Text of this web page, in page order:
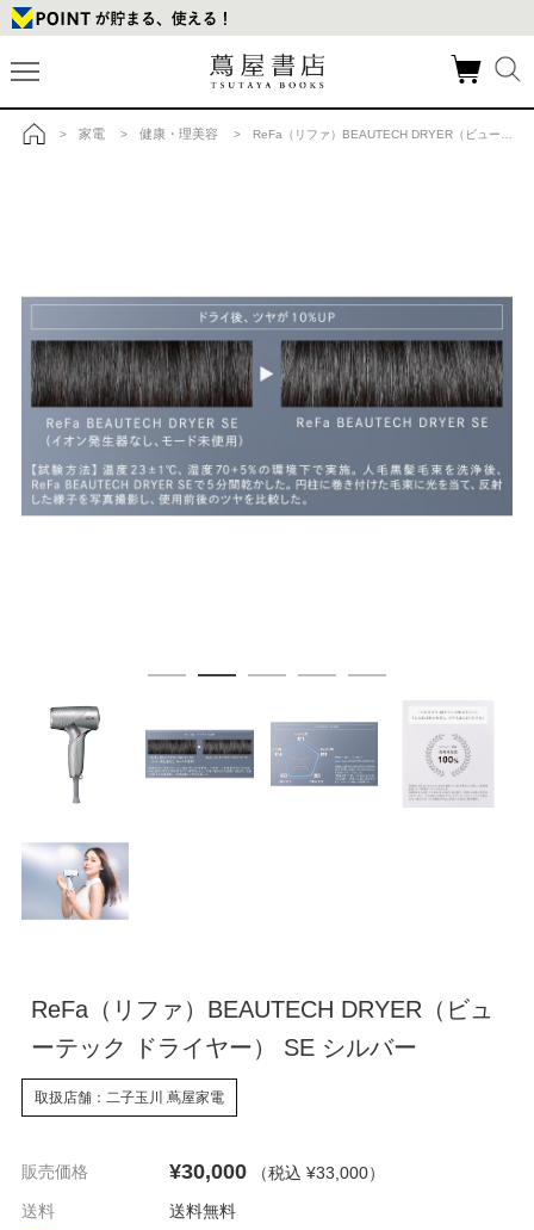
> 家電 > 健康・理美容 > ReFa（リファ）BEAUTECH DRYER（ビューテック ドライヤー） SE シルバーの商品詳細
ReFa（リファ）BEAUTECH DRYER（ビュ
ーテック ドライヤー） SE シルバー
取扱店舗：二子玉川 蔦屋家電
販売価格 ¥30,000 （税込 ¥33,000）
送料
送料無料